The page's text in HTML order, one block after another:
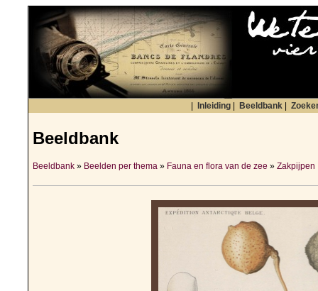
Inleiding Beeldbank
Beeldbank
Beeldbank » Beelden per thema » Fauna en flora van de zee » Zakpijpen